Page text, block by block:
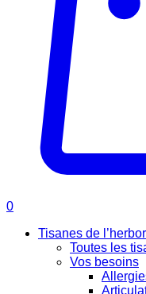
0
Tisanes de
Toutes les
Vos besoins